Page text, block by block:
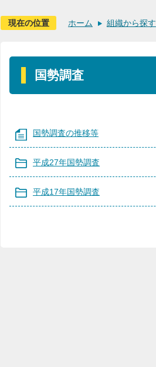
現在の位置 ホーム 組織から探す
国勢調査
国勢調査の推移等
平成27年国勢調査
平成17年国勢調査